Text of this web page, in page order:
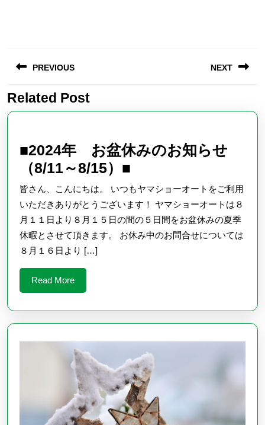
稿
ナ
ビ
ー
ン
PREVIOUS
Previous
post:
NEXT
post:
Related Post
■2024年 お盆休みのお知らせ
（8/11～8/15）■
年
お
盆
休
知
ら
せ
（8/11
～
8/15）
■
皆さん、こんにちは。 いつもヤマショーオートをご利用
いただきありがとうございます！ ヤマショーオートは８
月１１日より８月１５日の間の５日間をお盆休みの夏季
休暇とさせて頂きます。 お休み中のお問合せについては
８月１６日より […]
Read MoreRead
More